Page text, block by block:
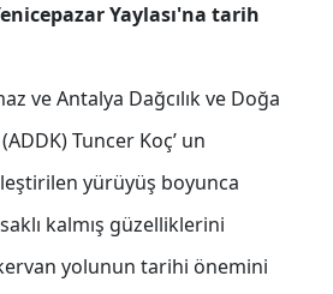
Yaylası'na tarih
ve Antalya Dağcılık ve Doğa
Tuncer Koç’ un
yürüyüş boyunca
kalmış güzelliklerini
yolunun tarihi önemini